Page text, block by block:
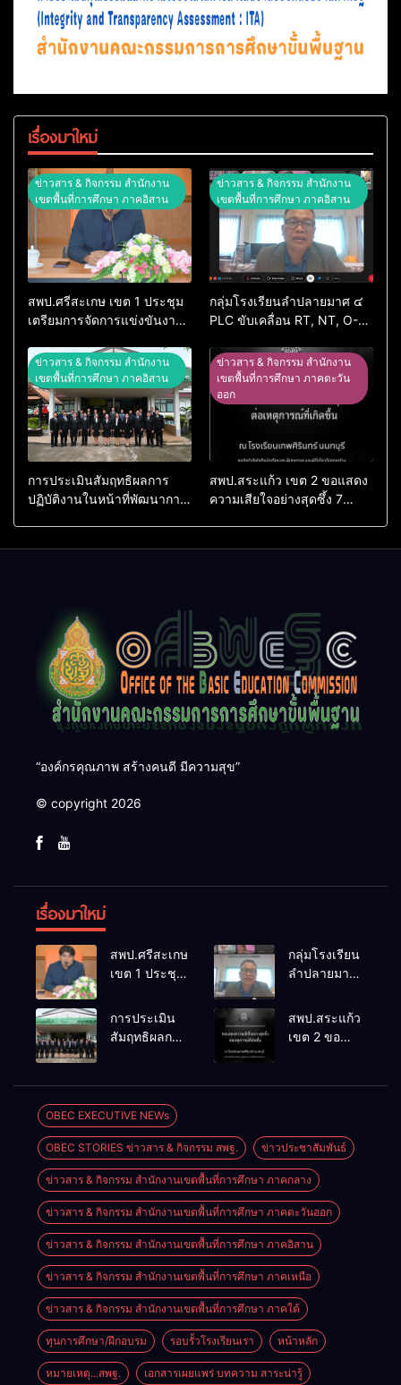
เรื่องมาใหม่
ข่าวสาร & กิจกรรม สำนักงาน
เขตพื้นที่การศึกษา ภาคอิสาน
สพป.ศรีสะเกษ เขต 1 ประชุม
เตรียมการจัดการแข่งขันงาน
74 ปีการศึกษา 2569
ข่าวสาร & กิจกรรม สำนักงาน
เขตพื้นที่การศึกษา ภาคอิสาน
กลุ่มโรงเรียนลำปลายมาศ ๔
PLC ขับเคลื่อน RT, NT, O-
ข่าวสาร & กิจกรรม สำนักงาน
เขตพื้นที่การศึกษา ภาคอิสาน
การประเมินสัมฤทธิผลการ
ปฏิบัติงานในหน้าที่พัฒนาการ
ข่าวสาร & กิจกรรม สำนักงาน
เขตพื้นที่การศึกษา ภาคตะวัน
ออก
สพป.สระแก้ว เขต 2 ขอแสดง
ความเสียใจอย่างสุดซึ้ง 7
“องค์กรคุณภาพ สร้างคนดี มีความสุข”
© copyright 2026
เรื่องมาใหม่
สพป.ศรีสะเกษ
เขต 1 ประชุม
จัดการ
แข่งขันงาน
ศิลปหัตถกรรม
74 ปีการ
ศึกษา 2569
กลุ่มโรงเรียน
ลำปลายมาศ
เคลื่อน RT,
NT, O-NET
การประเมิน
สัมฤทธิผลการ
ศึกษา
ตำแหน่ง รอง
ผู้อำนวยการ
สถานศึกษา
สพป.สระแก้ว
เขต 2 ขอ
OBEC EXECUTIVE NEWs
OBEC STORIES ข่าวสาร & กิจกรรม สพฐ. ข่าวประชาสัมพันธ์
ข่าวสาร & กิจกรรม สำนักงานเขตพื้นที่การศึกษา ภาคกลาง
ข่าวสาร & กิจกรรม สำนักงานเขตพื้นที่การศึกษา ภาคตะวันออก
ข่าวสาร & กิจกรรม สำนักงานเขตพื้นที่การศึกษา ภาคอิสาน
ข่าวสาร & กิจกรรม สำนักงานเขตพื้นที่การศึกษา ภาคเหนือ
ข่าวสาร & กิจกรรม สำนักงานเขตพื้นที่การศึกษา ภาคใต้
ทุนการศึกษา/ฝึกอบรม รอบรั้วโรงเรียนเรา หน้าหลัก
หมายเหตุ...สพฐ. เอกสารเผยแพร่ บทความ สาระน่ารู้